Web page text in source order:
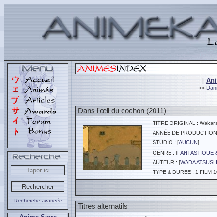
Recherche avancée
[
<<
Dans l'œil du cochon (2011)
TITRE ORIGINAL :
ANNÉE DE
STUDIO : [AUCUN]
GENRE : [FANTASTIQUE
AUTEUR : [WADA
TYPE & DURÉE : 1 FILM
Titres alternatifs